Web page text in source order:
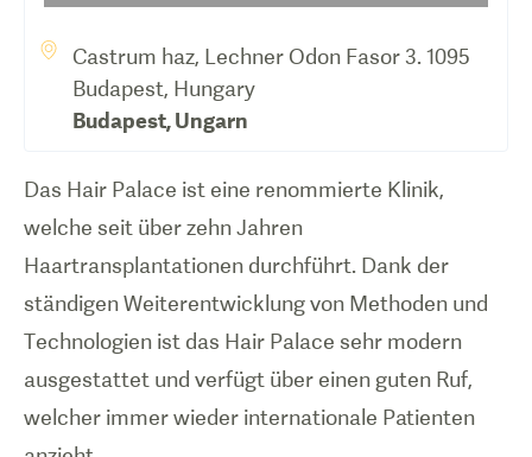
Castrum haz, Lechner Odon Fasor 3. 1095
Budapest, Hungary
Budapest,Ungarn
Das Hair Palace ist eine renommierte Klinik,
welche seit über zehn Jahren
Haartransplantationen durchführt. Dank der
ständigen Weiterentwicklung von Methoden und
Technologien ist das Hair Palace sehr modern
ausgestattet und verfügt über einen guten Ruf,
welcher immer wieder internationale Patienten